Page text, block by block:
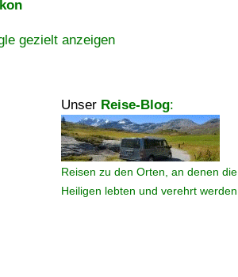
gezielt anzeigen
Unser Reise-Blog:
Reisen zu den Orten, an denen die
Heiligen lebten und verehrt werden.